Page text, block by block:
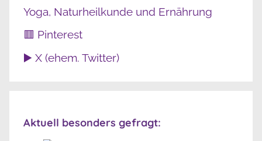
Yoga, Naturheilkunde und Ernährung
🟥 Pinterest
▶️ X (ehem. Twitter)
Aktuell besonders gefragt: